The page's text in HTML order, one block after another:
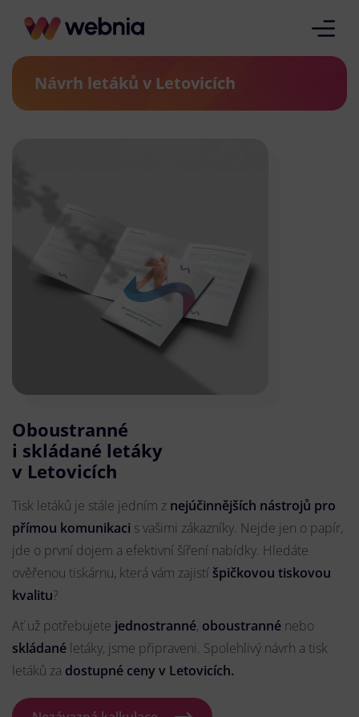
Návrh letáků v Letovicích
Oboustranné
i skládané letáky
v Letovicích
Tisk letáků je stále jedním z nejúčinnějších nástrojů pro
přímou komunikaci s vašimi zákazníky. Nejde jen o papír,
jde o první dojem a efektivní šíření nabídky. Hledáte
ověřenou tiskárnu, která vám zajistí špičkovou tiskovou
kvalitu?
Ať už potřebujete jednostranné, oboustranné nebo
skládané letáky, jsme připraveni. Spolehlivý návrh a tisk
letáků za dostupné ceny v Letovicích.